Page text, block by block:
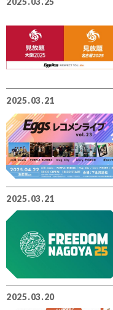
2025.03.21
2025.03.21
2025.03.20